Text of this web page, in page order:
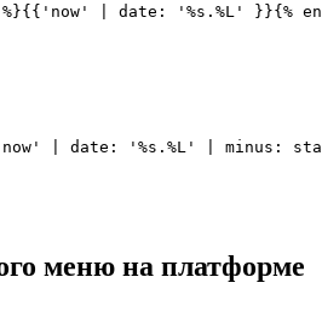
| date: '%s.%L' }}{%
| date: '%s.%L' | minus:
меню на платформе